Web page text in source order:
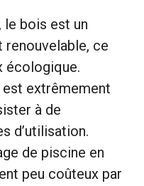
le bois est un
renouvelable, ce
écologique.
est extrêmement
à de
d’utilisation.
de piscine en
peu coûteux par